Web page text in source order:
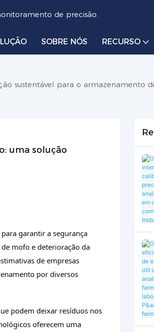
de precisão.
SOBRE NÓS RECURSO
sustentável para o armazenamento
uma solução
garantir a segurança
mofo e deterioração da
de empresas
por diversos
podem deixar resíduos nos
oferecem uma